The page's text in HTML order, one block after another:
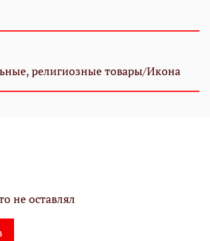
религиозные товары/Икона
не оставлял